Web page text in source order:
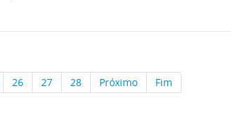
26 27 28 Próximo Fim